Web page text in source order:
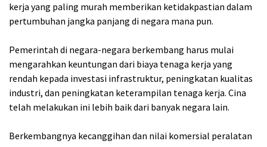
kerja yang paling murah memberikan ketidakpastian dalam
pertumbuhan jangka panjang di negara mana pun.
Pemerintah di negara-negara berkembang harus mulai
mengarahkan keuntungan dari biaya tenaga kerja yang
rendah kepada investasi infrastruktur, peningkatan kualitas
industri, dan peningkatan keterampilan tenaga kerja. Cina
telah melakukan ini lebih baik dari banyak negara lain.
Berkembangnya kecanggihan dan nilai komersial peralatan